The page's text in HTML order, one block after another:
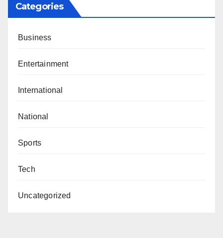
Categories
Business
Entertainment
International
National
Sports
Tech
Uncategorized